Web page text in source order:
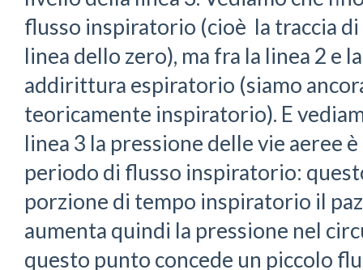
flusso inspiratorio (cioè la traccia di
linea dello zero), ma fra la linea 2 e
addirittura espiratorio (siamo
teoricamente inspiratorio). E
linea 3 la pressione delle vie aeree
periodo di flusso inspiratorio:
porzione di tempo inspiratorio il
aumenta quindi la pressione nel
questo punto concede un piccolo